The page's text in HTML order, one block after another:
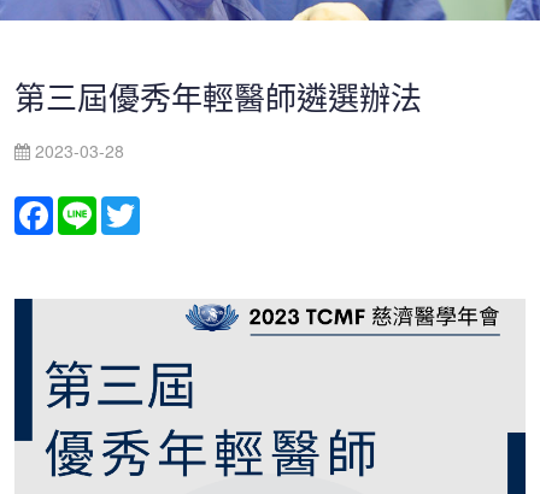
第三屆優秀年輕醫師遴選辦法
2023-03-28
Facebook
Line